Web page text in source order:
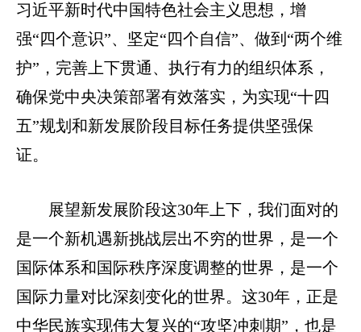
习近平新时代中国特色社会主义思想，增
强“四个意识”、坚定“四个自信”、做到“两个维
护”，完善上下贯通、执行有力的组织体系，
确保党中央决策部署有效落实，为实现“十四
五”规划和新发展阶段目标任务提供坚强保
证。
展望新发展阶段这30年上下，我们面对的
是一个新机遇新挑战层出不穷的世界，是一个
国际体系和国际秩序深度调整的世界，是一个
国际力量对比深刻变化的世界。这30年，正是
中华民族实现伟大复兴的“攻坚冲刺期”，也是